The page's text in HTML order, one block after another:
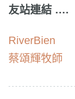
友站連結 ….
RiverBien
蔡頌輝牧師